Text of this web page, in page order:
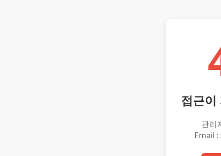
접근이
관리
Email